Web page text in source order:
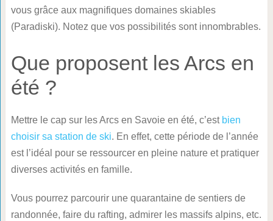
vous grâce aux magnifiques domaines skiables
(Paradiski). Notez que vos possibilités sont innombrables.
Que proposent les Arcs en
été ?
Mettre le cap sur les Arcs en Savoie en été, c’est bien
choisir sa station de ski. En effet, cette période de l’année
est l’idéal pour se ressourcer en pleine nature et pratiquer
diverses activités en famille.
Vous pourrez parcourir une quarantaine de sentiers de
randonnée, faire du rafting, admirer les massifs alpins, etc.